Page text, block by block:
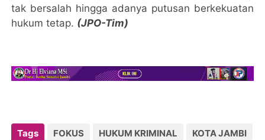
tak bersalah hingga adanya putusan berkekuatan
hukum tetap. (JPO-Tim)
Tags FOKUS HUKUM KRIMINAL
KOTA JAMBI